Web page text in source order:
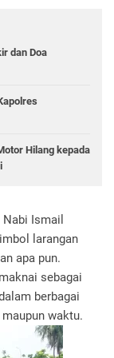
dan Doa
Hilang kepada
Ismail
larangan
apa pun.
sebagai
berbagai
waktu.